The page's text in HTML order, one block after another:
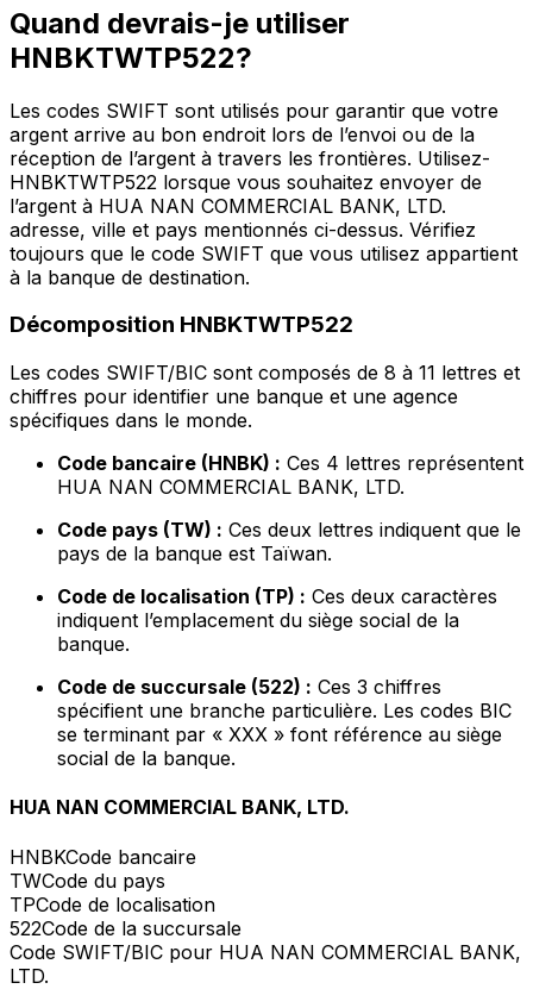
Quand devrais-je utiliser
HNBKTWTP522?
Les codes SWIFT sont utilisés pour garantir que votre
argent arrive au bon endroit lors de l’envoi ou de la
réception de l’argent à travers les frontières. Utilisez-
HNBKTWTP522 lorsque vous souhaitez envoyer de
l’argent à HUA NAN COMMERCIAL BANK, LTD.
adresse, ville et pays mentionnés ci-dessus. Vérifiez
toujours que le code SWIFT que vous utilisez appartient
à la banque de destination.
Décomposition HNBKTWTP522
Les codes SWIFT/BIC sont composés de 8 à 11 lettres et
chiffres pour identifier une banque et une agence
spécifiques dans le monde.
Code bancaire (HNBK) : Ces 4 lettres représentent
HUA NAN COMMERCIAL BANK, LTD.
Code pays (TW) : Ces deux lettres indiquent que le
pays de la banque est Taïwan.
Code de localisation (TP) : Ces deux caractères
indiquent l’emplacement du siège social de la
banque.
Code de succursale (522) : Ces 3 chiffres
spécifient une branche particulière. Les codes BIC
se terminant par « XXX » font référence au siège
social de la banque.
HUA NAN COMMERCIAL BANK, LTD.
HNBKCode bancaire
TWCode du pays
TPCode de localisation
522Code de la succursale
Code SWIFT/BIC pour HUA NAN COMMERCIAL BANK,
LTD.